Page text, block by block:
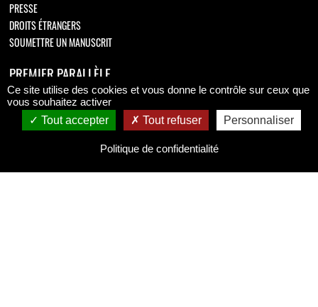
PRESSE
DROITS ÉTRANGERS
SOUMETTRE UN MANUSCRIT
PREMIER PARALLÈLE
Retrouvez-nous sur
MENTIONS LÉGALES
Ce site utilise des cookies et vous donne le contrôle sur ceux que
vous souhaitez activer
Tout accepter
Tout refuser Personnaliser
Politique de confidentialité